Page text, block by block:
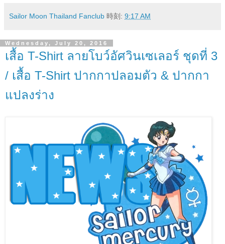
Sailor Moon Thailand Fanclub 時刻: 9:17 AM
Wednesday, July 20, 2016
เสื้อ T-Shirt ลายโบว์อัศวินเซเลอร์ ชุดที่ 3
/ เสื้อ T-Shirt ปากกาปลอมตัว & ปากกา
แปลงร่าง